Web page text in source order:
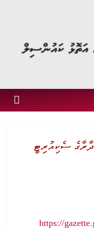
ސެކިއުރިޓީ
https://